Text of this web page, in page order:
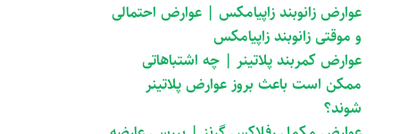
عوارض زانوبند زاپیامکس | عوارض احتمالی
و موقتی زانوبند زاپیامکس
عوارض کمربند پلاتینر | چه اشتباهاتی
ممکن است باعث بروز عوارض پلاتینر
شوند؟